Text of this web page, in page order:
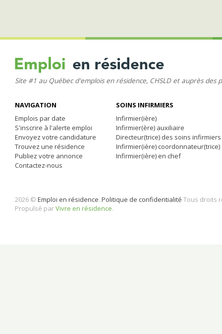
Site #1 au Québec d'emplois en résidence, CHSLD et auprès des
NAVIGATION
Emplois par date
S'inscrire à l'alerte emploi
Envoyez votre candidature
Trouvez une résidence
Publiez votre annonce
Contactez-nous
SOINS INFIRMIERS
Infirmier(ière)
Infirmier(ère) auxiliaire
Directeur(trice) des soins infirmiers
Infirmier(ière) coordonnateur(trice)
Infirmier(ière) en chef
2026 © Emploi en résidence. Politique de confidentialité Tous droits
Propulsé parVivre en résidence.